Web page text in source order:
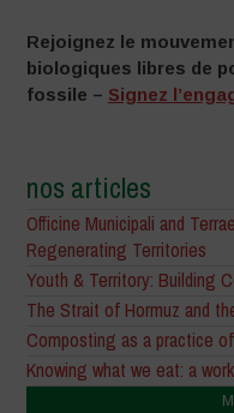
Rejoignez le
biologiques libres de
fossile – Signez
nos articles
Officine Municipali and
Regenerating Territories
Youth & Territory: Building
The Strait of Hormuz and
Composting as a practice
Knowing what we eat: a